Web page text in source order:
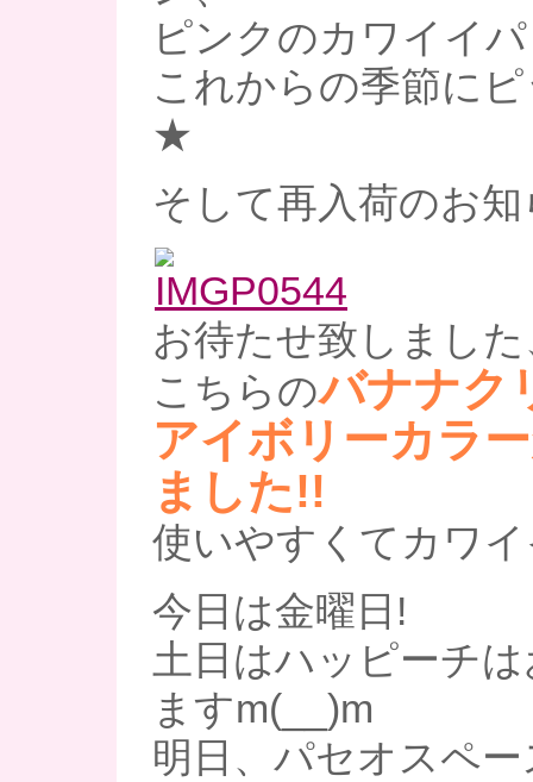
ピンクのカワイイ
これからの季節に
★
そして再入荷のお
お待たせ致しました
こちらのバナナク
アイボリーカラ
ました!!
使いやすくてカワ
今日は金曜日!
土日はハッピーチ
ますm(__)m
明日、パセオスペ